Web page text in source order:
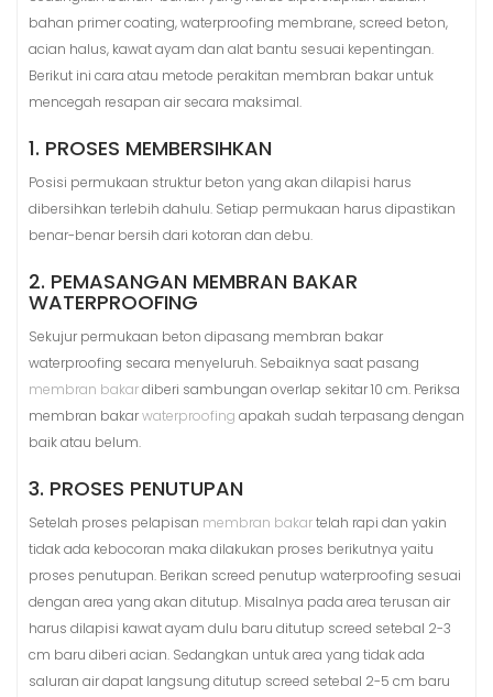
bahan primer coating, waterproofing membrane, screed beton,
acian halus, kawat ayam dan alat bantu sesuai kepentingan.
Berikut ini cara atau metode perakitan membran bakar untuk
mencegah resapan air secara maksimal.
1. PROSES MEMBERSIHKAN
Posisi permukaan struktur beton yang akan dilapisi harus
dibersihkan terlebih dahulu. Setiap permukaan harus dipastikan
benar-benar bersih dari kotoran dan debu.
2. PEMASANGAN MEMBRAN BAKAR
WATERPROOFING
Sekujur permukaan beton dipasang membran bakar
waterproofing secara menyeluruh. Sebaiknya saat pasang
membran bakardiberi sambungan overlap sekitar 10 cm. Periksa
membran bakarwaterproofing apakah sudah terpasang dengan
baik atau belum.
3. PROSES PENUTUPAN
Setelah proses pelapisan membran bakartelah rapi dan yakin
tidak ada kebocoran maka dilakukan proses berikutnya yaitu
proses penutupan. Berikan screed penutup waterproofing sesuai
dengan area yang akan ditutup. Misalnya pada area terusan air
harus dilapisi kawat ayam dulu baru ditutup screed setebal 2-3
cm baru diberi acian. Sedangkan untuk area yang tidak ada
saluran air dapat langsung ditutup screed setebal 2-5 cm baru